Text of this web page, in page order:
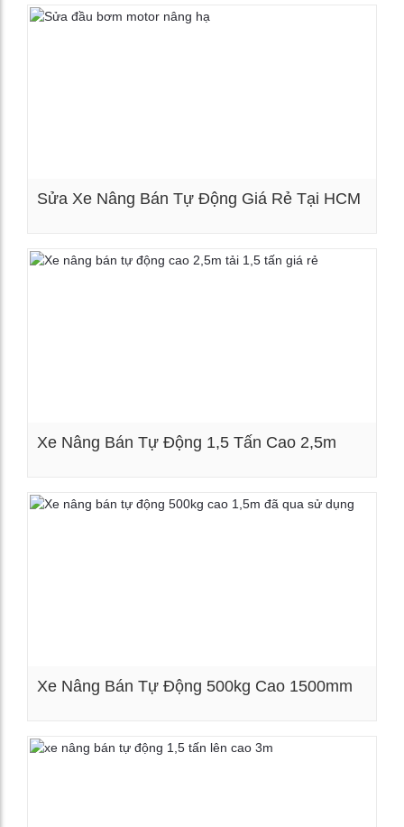
Sửa Xe Nâng Bán Tự Động Giá Rẻ Tại HCM
Xe Nâng Bán Tự Động 1,5 Tấn Cao 2,5m
Xe Nâng Bán Tự Động 500kg Cao 1500mm